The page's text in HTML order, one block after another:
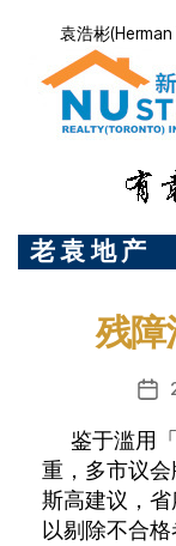
袁浩彬
老 袁 地 产
残障
发
日
期
鉴于滥用
重，多市议
斯高建议，
以剔除不合格